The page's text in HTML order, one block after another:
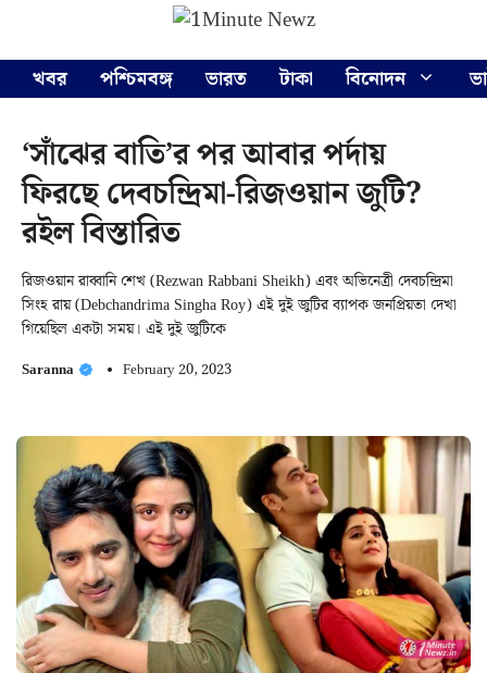
content
খবর
পশ্চিমবঙ্গ ভারত টাকা বিনোদন
‘সাঁঝের বাতি’র পর আবার পর্দায়
ফিরছে দেবচন্দ্রিমা-রিজওয়ান জুটি?
রইল বিস্তারিত
রিজওয়ান রাব্বানি শেখ (Rezwan Rabbani Sheikh) এবং অভিনেত্রী দেবচন্দ্রিমা
সিংহ রায় (Debchandrima Singha Roy) এই দুই জুটির ব্যাপক জনপ্রিয়তা দেখা
গিয়েছিল একটা সময়। এই দুই জুটিকে
Saranna February 20, 2023